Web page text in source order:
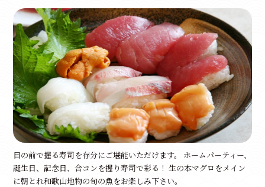
目の前で握る寿司を存分にご堪能いただけます。 ホームパーティー、
誕生日、記念日、合コンを握り寿司で彩る！ 生の本マグロをメイン
に朝とれ和歌山地物の旬の魚をお楽しみ下さい。